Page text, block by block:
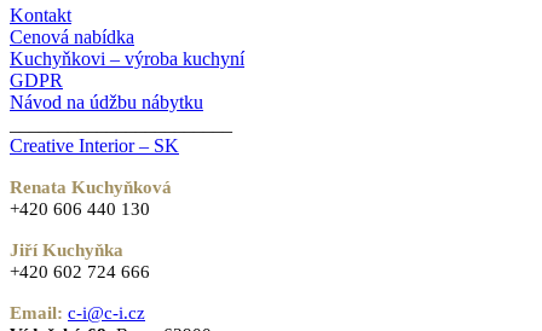
Kontakt
Cenová nabídka
Kuchyňkovi – výroba kuchyní
GDPR
Návod na údžbu nábytku
Creative Interior – SK
Renata Kuchyňková
+420 606 440 130
Jiří Kuchyňka
+420 602 724 666
Email: c-i@c-i.cz